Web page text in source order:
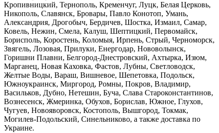
Кропивницкий, Тернополь, Кременчуг, Луцк, Белая Церковь,
Никополь, Славянск, Бровары, Павло Конотоп, Умань,
Александрия, Дрогобыч, Бердичев, Шостка, Измаил, Самар,
Ковель, Нежин, Смела, Калуш, Шептицкий, Первомайск,
Борисполь, Коростень, Коломыя, Ирпень, Стрый, Черноморск,
Звягель, Лозовая, Прилуки, Енергодар, Нововолынск,
Горишни Плавни, Белгород-Днестровский, Ахтырка, Изюм,
Марганец, Новая Каховка, Фастов, Лубны, Светловодск,
Желтые Воды, Вараш, Вишневое, Шепетовка, Подольск,
Южноукраинск, Миргород, Ромны, Покров, Владимир,
Васильков, Дубно, Нетешин, Буча, Слава Староконстантинов,
Вознесенск, Жмеринка, Обухов, Борислав, Южное, Глухов,
Чугуев, Новояворовск, Костополь, Вышгород, Токмак,
Могилев-Подольский, Синельниково, а также доставка по
Украине.